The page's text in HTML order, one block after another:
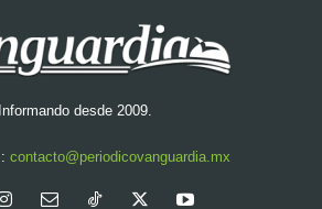
Informando desde 2009.
contacto@periodicovanguardia.mx